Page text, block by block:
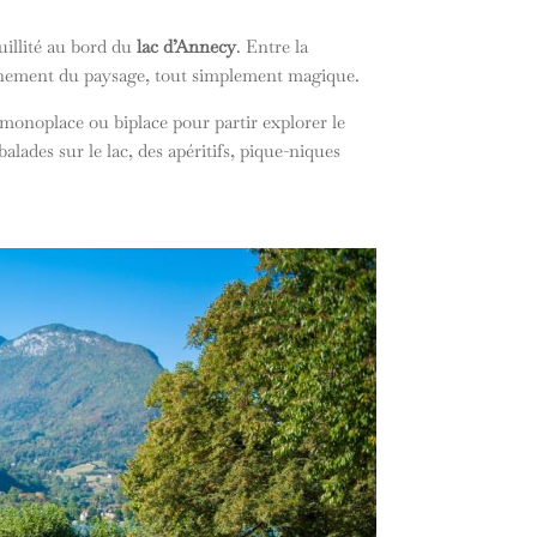
au bord dulac d’Annecy. Entre la
du paysage, tout simplement magique.
ou biplace pour partir explorer le
sur le lac, des apéritifs, pique-niques